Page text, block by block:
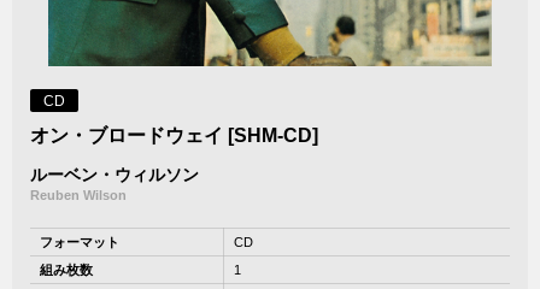
CD
オン・ブロードウェイ [SHM-CD]
ルーベン・ウィルソン
Reuben Wilson
フォーマット
CD
組み枚数
1